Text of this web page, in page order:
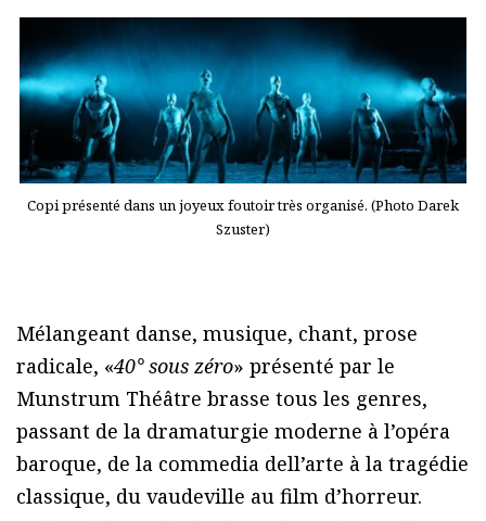
Copi présenté dans un joyeux foutoir très organisé. (Photo Darek
Szuster)
Mélangeant danse, musique, chant, prose
radicale, «40° sous zéro» présenté par le
Munstrum Théâtre brasse tous les genres,
passant de la dramaturgie moderne à l’opéra
baroque, de la commedia dell’arte à la tragédie
classique, du vaudeville au film d’horreur.